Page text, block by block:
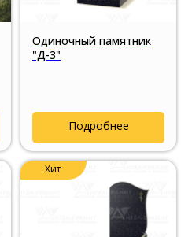
Одиночный памятник
"Д-3"
Подробнее
Хит